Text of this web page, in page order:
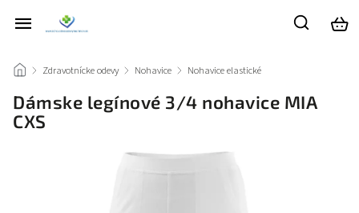
/ Zdravotnícke odevy / Nohavice / Nohavice elastické
Dámske legínové 3/4 nohavice MIA
CXS